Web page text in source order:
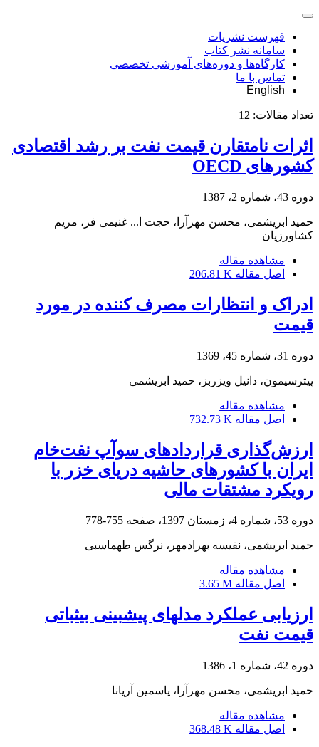
فهرست نشریات
سامانه نشر کتاب
کارگاه‌ها و دوره‌های آموزشی تخصصی
تماس با ما
English
تعداد مقالات: 12
اثرات نامتقارن قیمت نفت بر رشد اقتصادی
کشورهای OECD
دوره 43، شماره 2، 1387
حمید ابریشمی، محسن مهرآرا، حجت ا... غنیمی فر، مریم
کشاورزیان
مشاهده مقاله
اصل مقاله 206.81 K
ادراک و انتظارات مصرف کننده در مورد
قیمت
دوره 31، شماره 45، 1369
پیترسیمون، دانیل ویزربز، حمید ابریشمی
مشاهده مقاله
اصل مقاله 732.73 K
ارزش‌گذاری قراردادهای سوآپ نفت‌خام
ایران با کشورهای حاشیه دریای خزر با
رویکرد مشتقات مالی
دوره 53، شماره 4، زمستان 1397، صفحه 755-778
حمید ابریشمی، نفیسه بهرادمهر، نرگس طهماسبی
مشاهده مقاله
اصل مقاله 3.65 M
ارزیابی عملکرد مدل‎های پیش‎بینی بی‎ثباتی
قیمت نفت
دوره 42، شماره 1، 1386
حمید ابریشمی، محسن مهرآرا، یاسمین آریانا
مشاهده مقاله
اصل مقاله 368.48 K